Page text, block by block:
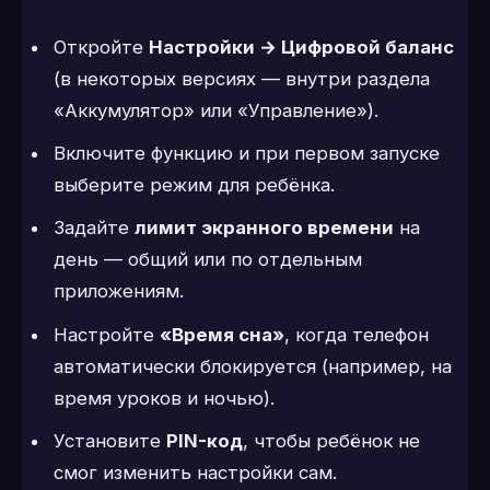
Откройте Настройки → Цифровой баланс
(в некоторых версиях — внутри раздела
«Аккумулятор» или «Управление»).
Включите функцию и при первом запуске
выберите режим для ребёнка.
Задайте лимит экранного времени на
день — общий или по отдельным
приложениям.
Настройте «Время сна», когда телефон
автоматически блокируется (например, на
время уроков и ночью).
Установите PIN-код, чтобы ребёнок не
смог изменить настройки сам.